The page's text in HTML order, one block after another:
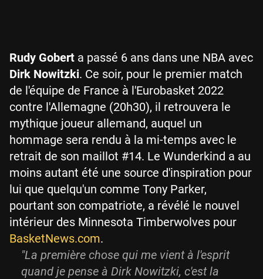
Rudy Gobert a passé 6 ans dans une NBA avec
Dirk Nowitzki. Ce soir, pour le premier match
de l'équipe de France à l'Eurobasket 2022
contre l'Allemagne (20h30), il retrouvera le
mythique joueur allemand, auquel un
hommage sera rendu à la mi-temps avec le
retrait de son maillot #14. Le Wunderkind a au
moins autant été une source d'inspiration pour
lui que quelqu'un comme Tony Parker,
pourtant son compatriote, a révélé le nouvel
intérieur des Minnesota Timberwolves pour
BasketNews.com.
"La première chose qui me vient à l'esprit
quand je pense à Dirk Nowitzki, c'est la